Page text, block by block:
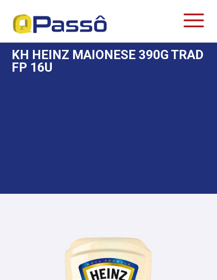
KH HEINZ MAIONESE 390G TRAD
FP 16U